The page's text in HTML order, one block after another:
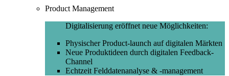
Product Management
Digitalisierung eröffnet neue Möglichkeiten:
Physischer Product-launch auf digitalen Märkten
Neue Produktideen durch digitalen Feedback-
Channel
Echtzeit Felddatenanalyse & -management